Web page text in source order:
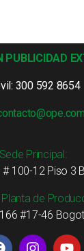
PUBLICIDAD
300 592 8654
Sede Principal:
# 100-12 Piso 3
de
#17-46